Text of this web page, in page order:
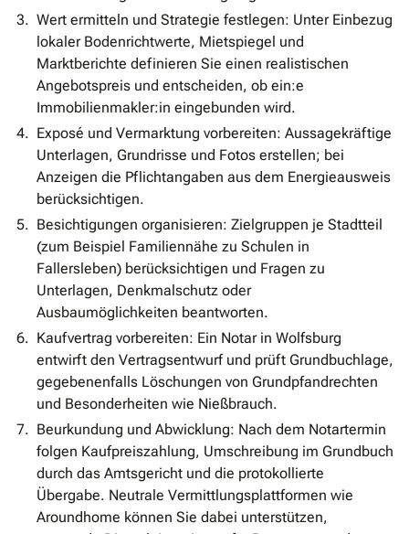
Wert ermitteln und Strategie festlegen: Unter Einbezug
lokaler Bodenrichtwerte, Mietspiegel und
Marktberichte definieren Sie einen realistischen
Angebotspreis und entscheiden, ob ein:e
Immobilienmakler:in eingebunden wird.
Exposé und Vermarktung vorbereiten: Aussagekräftige
Unterlagen, Grundrisse und Fotos erstellen; bei
Anzeigen die Pflichtangaben aus dem Energieausweis
berücksichtigen.
Besichtigungen organisieren: Zielgruppen je Stadtteil
(zum Beispiel Familiennähe zu Schulen in
Fallersleben) berücksichtigen und Fragen zu
Unterlagen, Denkmalschutz oder
Ausbaumöglichkeiten beantworten.
Kaufvertrag vorbereiten: Ein Notar in Wolfsburg
entwirft den Vertragsentwurf und prüft Grundbuchlage,
gegebenenfalls Löschungen von Grundpfandrechten
und Besonderheiten wie Nießbrauch.
Beurkundung und Abwicklung: Nach dem Notartermin
folgen Kaufpreiszahlung, Umschreibung im Grundbuch
durch das Amtsgericht und die protokollierte
Übergabe. Neutrale Vermittlungsplattformen wie
Aroundhome können Sie dabei unterstützen,